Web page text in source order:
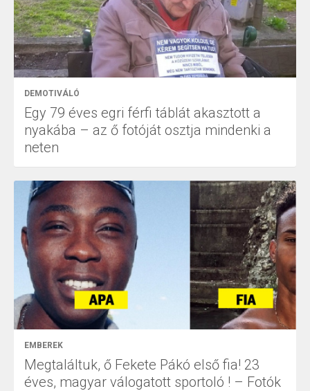
DEMOTIVÁLÓ
Egy 79 éves egri férfi táblát akasztott a
nyakába – az ő fotóját osztja mindenki a
neten
EMBEREK
Megtaláltuk, ő Fekete Pákó első fia! 23
éves, magyar válogatott sportoló ! – Fotók